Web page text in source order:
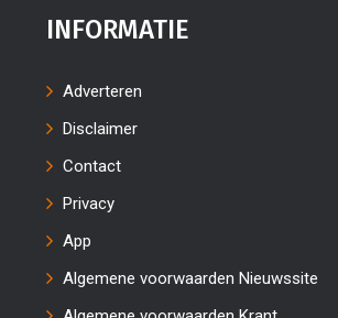
INFORMATIE
Adverteren
Disclaimer
Contact
Privacy
App
Algemene voorwaarden Nieuwssite